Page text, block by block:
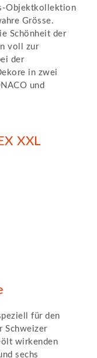
Objektkollektion
Grösse.
Schönheit der
voll zur
der
in zwei
und
XXL
für den
Schweizer
wirkenden
sechs